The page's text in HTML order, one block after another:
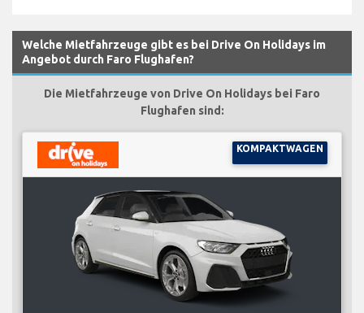
Welche Mietfahrzeuge gibt es bei Drive On Holidays im
Angebot durch Faro Flughafen?
Die Mietfahrzeuge von Drive On Holidays bei Faro
Flughafen sind:
KOMPAKTWAGEN